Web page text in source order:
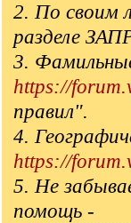
2. По своим
разделе
3.
https://
правил".
4.
https://
5. Не
помощь -